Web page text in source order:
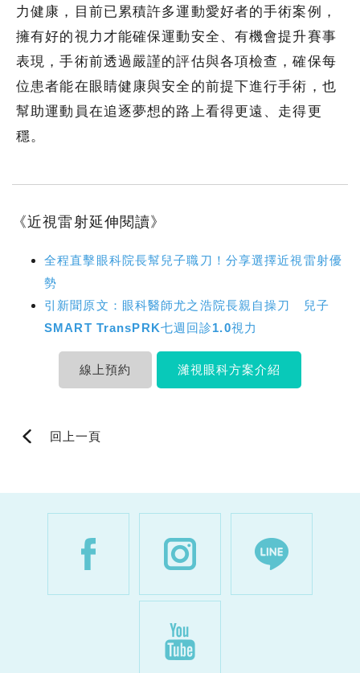
力健康，目前已累積許多運動愛好者的手術案例，
擁有好的視力才能確保運動安全、有機會提升賽事
表現，手術前透過嚴謹的評估與各項檢查，確保每
位患者能在眼睛健康與安全的前提下進行手術，也
幫助運動員在追逐夢想的路上看得更遠、走得更
穩。
《近視雷射延伸閱讀》
全程直擊眼科院長幫兒子職刀！分享選擇近視雷射優
勢
引新聞原文：眼科醫師尤之浩院長親自操刀 兒子
SMART TransPRK七週回診1.0視力
線上預約 濰視眼科方案介紹
回上一頁